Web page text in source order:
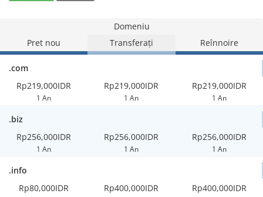
Domeniu
Pret nou
Transferați Reînnoire
.com
Rp219,000IDR
1 An
Rp219,000IDR
1 An
Rp219,000IDR
1 An
.biz
Rp256,000IDR
1 An
Rp256,000IDR
1 An
Rp256,000IDR
1 An
.info
Rp80,000IDR
Rp400,000IDR Rp400,000IDR